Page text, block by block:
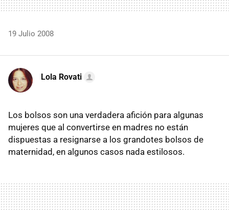
19 Julio 2008
Lola Rovati
Los bolsos son una verdadera afición para algunas
mujeres que al convertirse en madres no están
dispuestas a resignarse a los grandotes bolsos de
maternidad, en algunos casos nada estilosos.